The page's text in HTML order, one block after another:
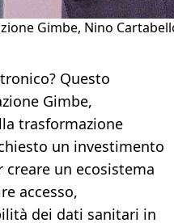
Gimbe, Nino
Questo
Gimbe,
trasformazione
un investimento
un ecosistema
accesso,
dei dati sanitari in